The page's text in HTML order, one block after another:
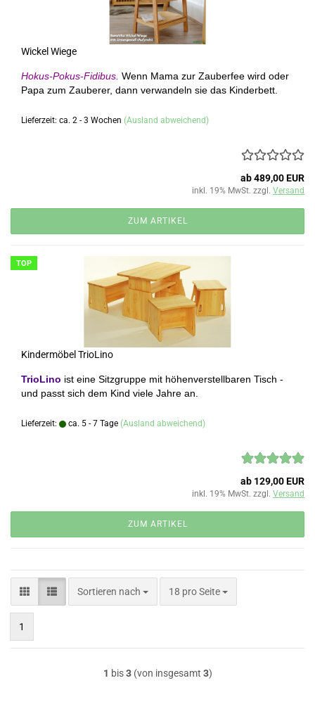
Wickel Wiege
Hokus-Pokus-Fidibus. Wenn Mama zur Zauberfee wird oder
Papa zum Zauberer, dann verwandeln sie das Kinderbett.
Lieferzeit: ca. 2 - 3 Wochen (Ausland abweichend)
ab 489,00 EUR
inkl. 19% MwSt. zzgl. Versand
ZUM ARTIKEL
TOP
Kindermöbel TrioLino
TrioLino ist eine Sitzgruppe mit höhenverstellbaren Tisch -
und passt sich dem Kind viele Jahre an.
Lieferzeit: ca. 5 - 7 Tage (Ausland abweichend)
ab 129,00 EUR
inkl. 19% MwSt. zzgl. Versand
ZUM ARTIKEL
Sortieren nach
Sortieren nach 18 pro Seite
pro Seite
1
1 bis3(von insgesamt 3)